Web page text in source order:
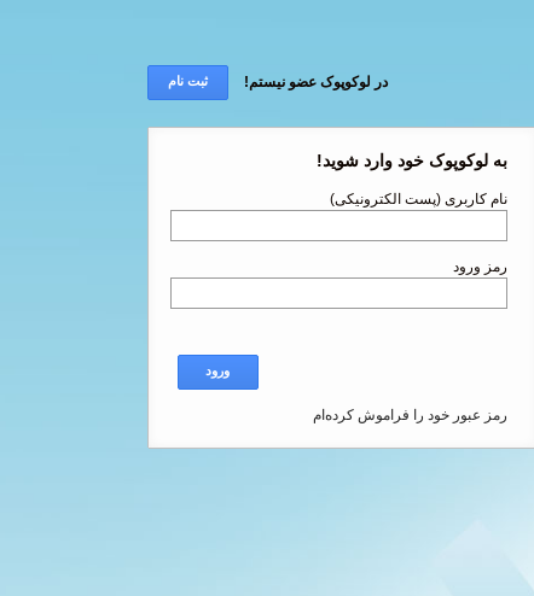
ثبت نام در لوکوپوک عضو نیستم!
به لوکوپوک خود وارد شوید!
نام کاربری (پست الکترونیکی)
رمز ورود
ورود
رمز عبور خود را فراموش کرده‌ام